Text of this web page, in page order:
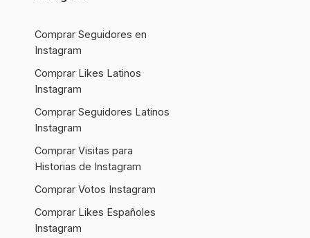
Comprar Seguidores en
Instagram
Comprar Likes Latinos
Instagram
Comprar Seguidores Latinos
Instagram
Comprar Visitas para
Historias de Instagram
Comprar Votos Instagram
Comprar Likes Españoles
Instagram